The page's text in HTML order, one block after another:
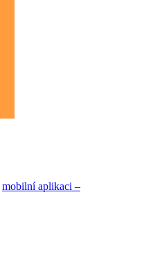
mobilní aplikaci –